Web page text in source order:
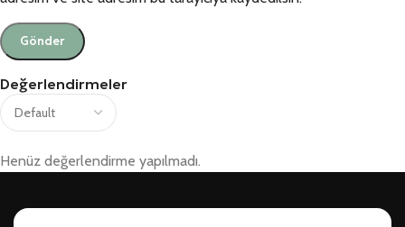
Değerlendirmeler
Henüz değerlendirme yapılmadı.